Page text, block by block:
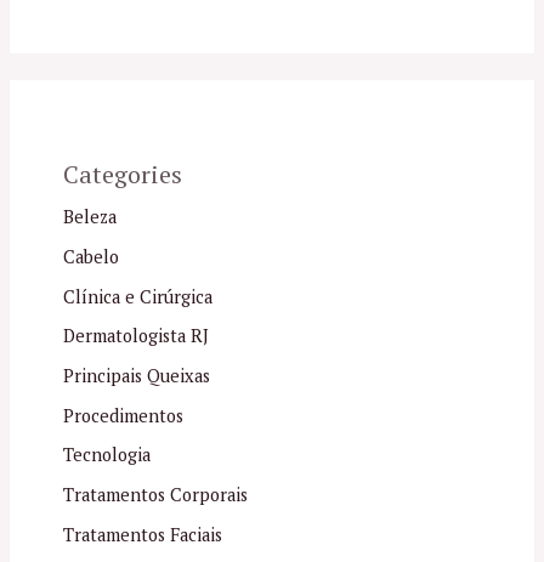
Categories
Beleza
Cabelo
Clínica e Cirúrgica
Dermatologista RJ
Principais Queixas
Procedimentos
Tecnologia
Tratamentos Corporais
Tratamentos Faciais